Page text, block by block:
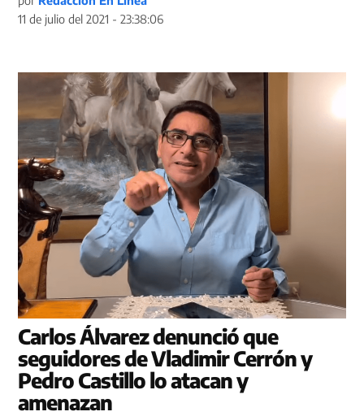
11 de julio del 2021 - 23:38:06
Carlos Álvarez denunció que
seguidores de Vladimir Cerrón y
Pedro Castillo lo atacan y
amenazan